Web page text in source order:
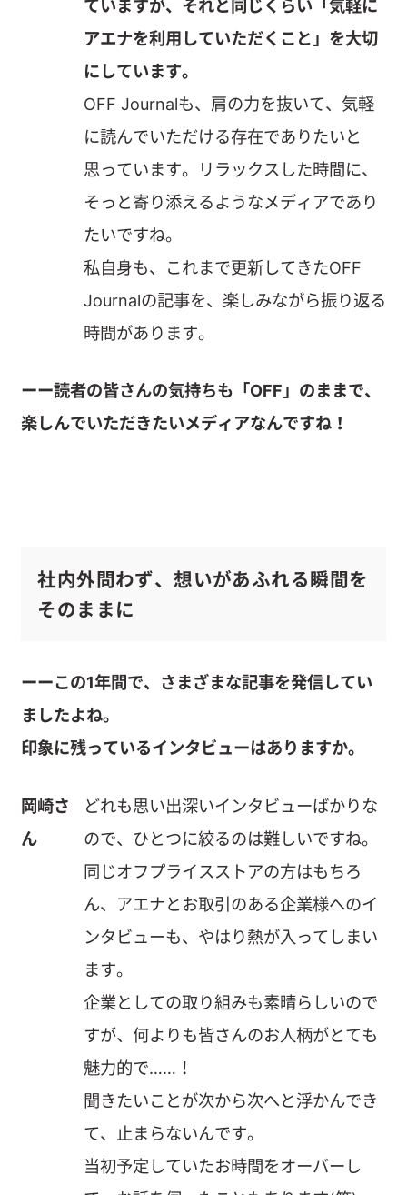
ていますが、それと同じくらい「気軽に
アエナを利用していただくこと」を大切
にしています。
OFF Journalも、肩の力を抜いて、気軽
に読んでいただける存在でありたいと
思っています。リラックスした時間に、
そっと寄り添えるようなメディアであり
たいですね。
私自身も、これまで更新してきたOFF
Journalの記事を、楽しみながら振り返る
時間があります。
ーー読者の皆さんの気持ちも「OFF」のままで、
楽しんでいただきたいメディアなんですね！
社内外問わず、想いがあふれる瞬間を
そのままに
ーーこの1年間で、さまざまな記事を発信してい
ましたよね。
印象に残っているインタビューはありますか。
岡崎さ
ん
どれも思い出深いインタビューばかりな
ので、ひとつに絞るのは難しいですね。
同じオフプライスストアの方はもちろ
ん、アエナとお取引のある企業様へのイ
ンタビューも、やはり熱が入ってしまい
ます。
企業としての取り組みも素晴らしいので
すが、何よりも皆さんのお人柄がとても
魅力的で……！
聞きたいことが次から次へと浮かんでき
て、止まらないんです。
当初予定していたお時間をオーバーし